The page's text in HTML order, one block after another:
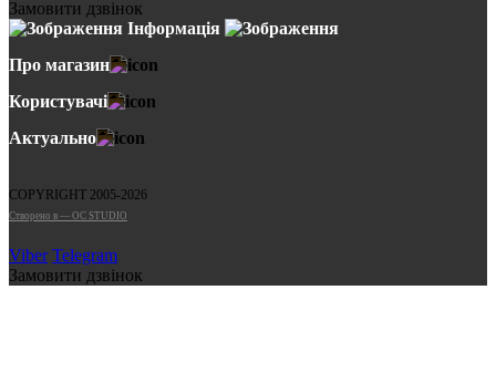
Замовити дзвінок
Інформація
Про магазин
Користувачі
Актуально
COPYRIGHT 2005-2026
Cтворено в — OC STUDIO
Viber Telegram
Замовити дзвінок